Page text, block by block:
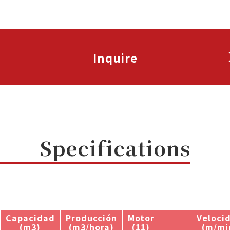
Inquire
Specifications
Capacidad
(m3)
Producción
(m3/hora)
Motor
(11)
(m/